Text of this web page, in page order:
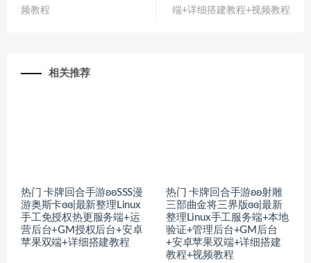
频教程
端+详细搭建教程+视频教程
相关推荐
热门 卡牌回合手游ʚʚSSS漫
游奥斯卡ɞɞ|最新整理Linux
手工免授权热更服务端+运
营后台+GM授权后台+安卓
苹果双端+详细搭建教程
热门 卡牌回合手游ʚʚ射雕
三部曲金将三界版ɞɞ|最新
整理Linux手工服务端+本地
验证+管理后台+GM后台
+安卓苹果双端+详细搭建
教程+视频教程